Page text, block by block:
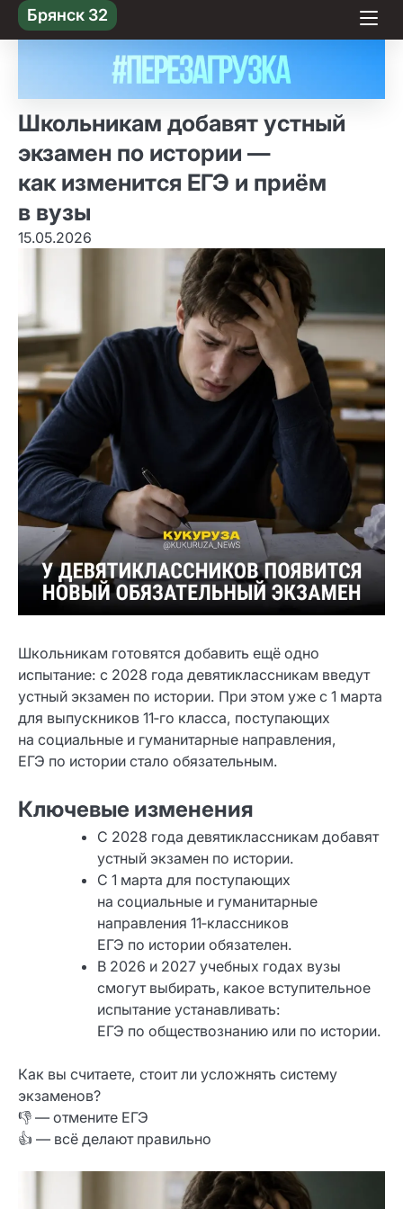
Skip
to content
Брянск 32
Школьникам добавят устный
экзамен по истории —
как изменится ЕГЭ и приём
в вузы
15.05.2026
Школьникам готовятся добавить ещё одно
испытание: с 2028 года девятиклассникам введут
устный экзамен по истории. При этом уже с 1 марта
для выпускников 11‑го класса, поступающих
на социальные и гуманитарные направления,
ЕГЭ по истории стало обязательным.
Ключевые изменения
С 2028 года девятиклассникам добавят
устный экзамен по истории.
С 1 марта для поступающих
на социальные и гуманитарные
направления 11‑классников
ЕГЭ по истории обязателен.
В 2026 и 2027 учебных годах вузы
смогут выбирать, какое вступительное
испытание устанавливать:
ЕГЭ по обществознанию или по истории.
Как вы считаете, стоит ли усложнять систему
экзаменов?
👎 — отмените ЕГЭ
👍 — всё делают правильно